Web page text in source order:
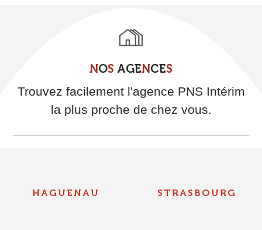
NOS AGENCES
Trouvez facilement l'agence PNS Intérim
la plus proche de chez vous.
HAGUENAU STRASBOURG